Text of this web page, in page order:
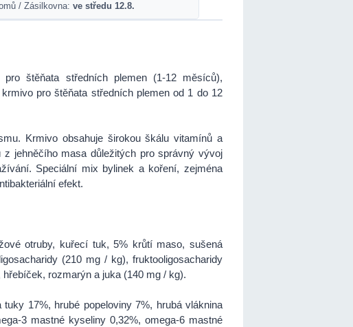
/ Zásilkovna: ve středu 12.8.
štěňata středních plemen (1-12 měsíců),
pro štěňata středních plemen od 1 do 12
Krmivo obsahuje širokou škálu vitamínů a
jehněčího masa důležitých pro správný vývoj
Speciální mix bylinek a koření, zejména
efekt.
otruby, kuřecí tuk, 5% krůtí maso, sušená
(210 mg / kg), fruktooligosacharidy
rozmarýn a juka (140 mg / kg).
17%, hrubé popeloviny 7%, hrubá vláknina
3 mastné kyseliny 0,32%, omega-6 mastné